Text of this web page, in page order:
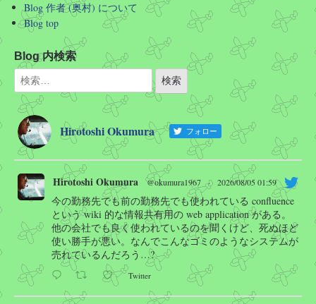
Blog 作者 (奥村) について
Blog top
Blog 内検索
Hirotoshi Okumura フォロー
Hirotoshi Okumura @okumura1967 · 2026/08/05 01:59
今の勤務先でも前の勤務先でも使われている confluence
という wiki 的な情報共有用の web application がある。
他の会社でも良く使われているのを聞くけど、死ぬほど
使い勝手が悪い。なんでこんなゴミのようなシステムが
売れているんだろう…?
Twitter